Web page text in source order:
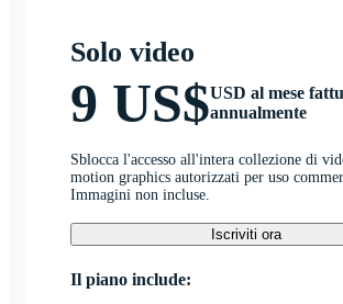
Solo video
9 US$USD al mese
annualmente
Sblocca l'accesso all'intera collezione di
motion graphics autorizzati per uso
Immagini non incluse.
Iscriviti ora
Il piano include: